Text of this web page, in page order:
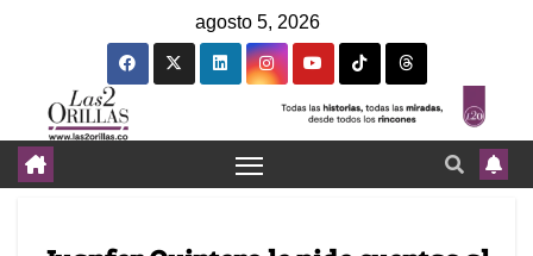
agosto 5, 2026